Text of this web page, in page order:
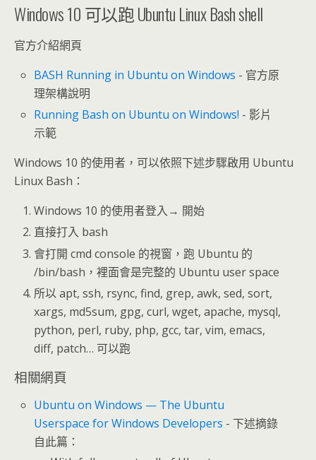
Windows 10 可以跑 Ubuntu Linux Bash shell
官方介紹網頁
BASH Running in Ubuntu on Windows - 官方原
理架構說明
Running Bash on Ubuntu on Windows! - 影片
示範
Windows 10 的使用者，可以依照下述步驟啟用 Ubuntu
Linux Bash：
Windows 10 的使用者登入→ 開始
直接打入 bash
會打開 cmd console 的視窗，跑 Ubuntu 的
/bin/bash，裡面會是完整的 Ubuntu user space
所以 apt, ssh, rsync, find, grep, awk, sed, sort,
xargs, md5sum, gpg, curl, wget, apache, mysql,
python, perl, ruby, php, gcc, tar, vim, emacs,
diff, patch… 可以跑
相關網頁
Ubuntu on Windows — The Ubuntu
Userspace for Windows Developers - 下述摘錄
自此篇：